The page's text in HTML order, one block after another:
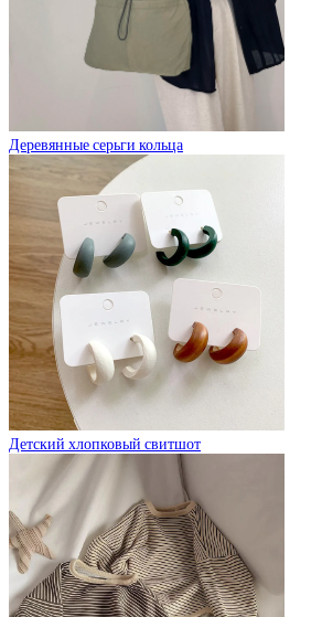
Деревянные серьги кольца
Детский хлопковый свитшот